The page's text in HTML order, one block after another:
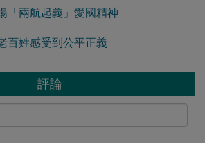
「兩航起義」愛國精神
百姓感受到公平正義
評論